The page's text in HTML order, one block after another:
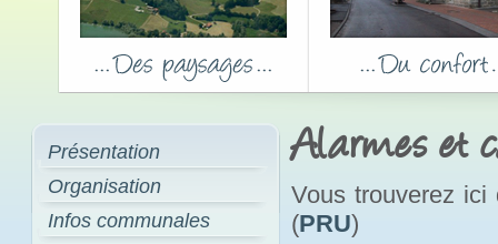
Présentation
Organisation
Infos communales
Alarmes et
Vous trouverez ici
(PRU)